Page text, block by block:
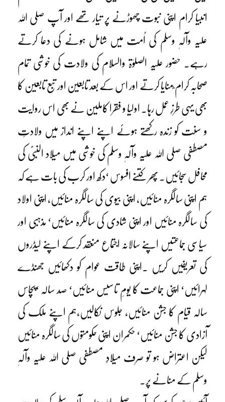
انبیا کرام اپنی نبوت چھوڑنے پر تیار تھے اور آپ صلی اللہ
علیہ وآلہٖ وسلم کی اُمت میں شامل ہونے کی دعا کرتے
رہے۔ حضور علیہ الصلوٰۃ والسلام کی ولادت کی خوشی تمام
صحابہ کرام ؓمنایا کرتے اور اس کے بعد تابعین اور تبع تابعین کا
بھی یہی طرزِ عمل رہا۔ اولیا و فقرا کاملین نے بھی اس روایت
و سنت کو زندہ رکھتے ہوئے اپنے اپنے انداز میں ولادتِ
مصطفی صلی اللہ علیہ وآلہٖ وسلم کی خوشی میں میلاد النبیؐ کی
محافل سجائیں۔ پھر کتنے افسوس ‘دکھ اور کرب کی بات ہے کہ
ہم اپنی سالگرہ منائیں، اپنی بیوی کی سالگرہ منائیں، اپنی اولاد
کی سالگرہ منائیں اور اپنی شادی کی سالگرہ منائیں‘ مذہبی اور
سیاسی جماعتیں اپنے سالانہ اجتماع منعقد کرکے اپنے لیڈروں
کی تعریفیں کریں ۔اپنی طاقت عوام کو دکھائیں جھنڈے
لہرائیں‘ اپنی جماعت کا یومِ تاسیس منائیں‘ صد سالہ ‘پچاس
سالہ قیام کا جشن منائیں، جلوس نکالیں،ہم اپنے ملک کی
آزادی کا جشن منائیں‘ حکمران اپنی حکومتوں کی سالگرہ منائیں
لیکن اعتراض ہو تو صرف میلادِ مصطفی صلی اللہ علیہ وآلہٖ
وسلم کے منانے پر۔